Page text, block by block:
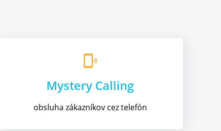
phonelink_ring
Mystery Calling
obsluha zákazníkov cez telefón